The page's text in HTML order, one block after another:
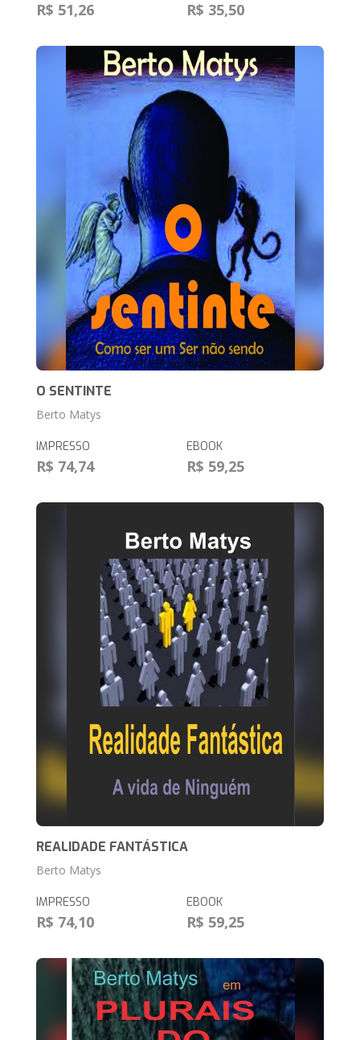
R$ 51,26 R$ 35,50
O SENTINTE
Berto Matys
IMPRESSO
R$ 74,74
EBOOK
R$ 59,25
REALIDADE FANTÁSTICA
Berto Matys
IMPRESSO
R$ 74,10
EBOOK
R$ 59,25